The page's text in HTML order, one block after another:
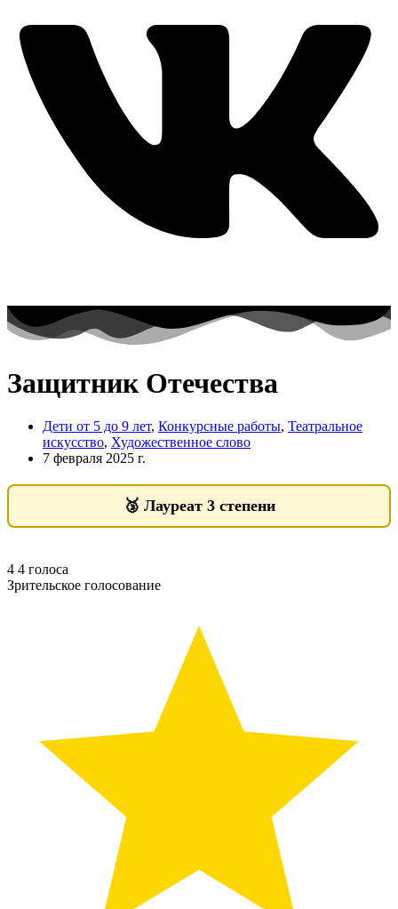
Защитник Отечества
Дети от 5 до 9 лет, Конкурсные работы, Театральное
искусство, Художественное слово
7 февраля 2025 г.
🥉 Лауреат 3 степени
4 4 голоса
Зрительское голосование